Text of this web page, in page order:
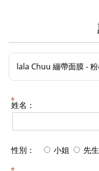
lala Chuu 繃帶面膜 -
姓名：
性別： 小姐 先生